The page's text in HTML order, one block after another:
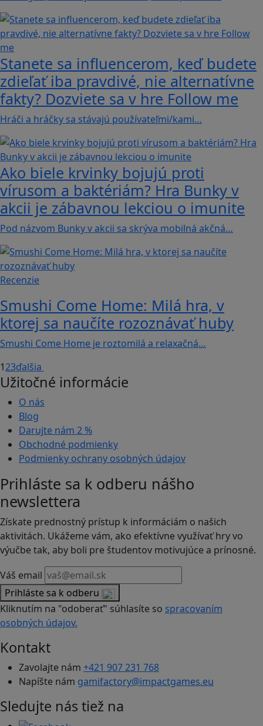
Stanete sa influencerom, keď budete
zdieľať iba pravdivé, nie alternatívne
fakty? Dozviete sa v hre Follow me
Hráči a hráčky sa stávajú používateľmi/kami…
Ako biele krvinky bojujú proti
vírusom a baktériám? Hra Bunky v
akcii je zábavnou lekciou o imunite
Pod názvom Bunky v akcii sa skrýva mobilná akčná…
Recenzie
Smushi Come Home: Milá hra, v
ktorej sa naučíte rozoznávať huby
Smushi Come Home je roztomilá a relaxačná…
123ďalšia
Užitočné informácie
O nás
Blog
Darujte nám 2 %
Obchodné podmienky
Podmienky ochrany osobných údajov
Prihláste sa k odberu nášho
newslettera
Získate prednostný prístup k informáciám o našich
aktivitách. Ukážeme vám, ako efektívne využívať hry vo
výučbe tak, aby boli pre študentov motivujúce a prínosné.
Váš email
Prihláste sa k odberu
Kliknutím na "odoberať" súhlasíte so spracovaním
osobných údajov.
Kontakt
Zavolajte nám +421 907 231 768
Napíšte nám gamifactory@impactgames.eu
Sledujte nás tiež na